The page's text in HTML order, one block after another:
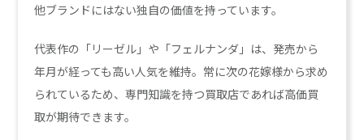
他ブランドにはない独自の価値を持っています。
代表作の「リーゼル」や「フェルナンダ」は、発売から
年月が経っても高い人気を維持。常に次の花嫁様から求め
られているため、専門知識を持つ買取店であれば高価買
取が期待できます。